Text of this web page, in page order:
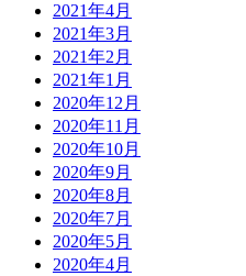
2021年4月
2021年3月
2021年2月
2021年1月
2020年12月
2020年11月
2020年10月
2020年9月
2020年8月
2020年7月
2020年5月
2020年4月